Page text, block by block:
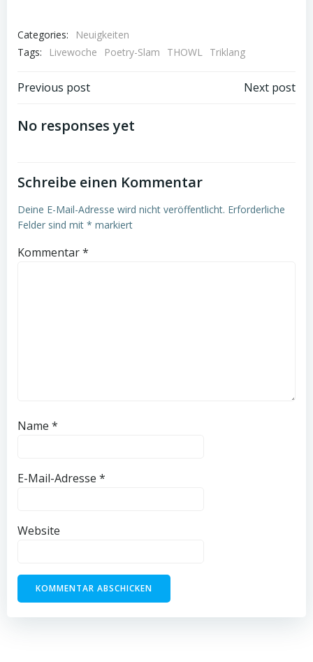
Categories:
Neuigkeiten
Tags:
Livewoche Poetry-Slam THOWL Triklang
Post
navigation
Previous post Next post
No responses yet
Schreibe einen Kommentar
Deine E-Mail-Adresse wird nicht veröffentlicht. Erforderliche
Felder sind mit * markiert
Kommentar*
Name *
E-Mail-Adresse *
Website